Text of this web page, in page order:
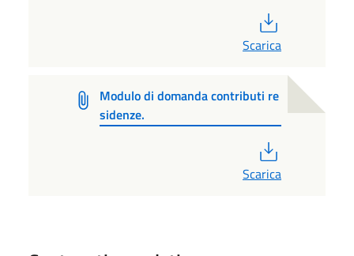
Scarica
Modulo di domanda contributi re
sidenze.
Scarica